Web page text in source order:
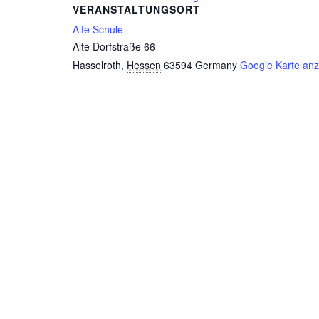
VERANSTALTUNGSORT
Alte Schule
Alte Dorfstraße 66
Hasselroth, Hessen 63594 Germany Google Karte